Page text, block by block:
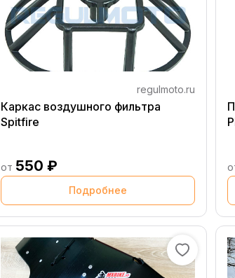
regulmoto.ru
Каркас воздушного фильтра
Spitfire
от 550 ₽
Подробнее